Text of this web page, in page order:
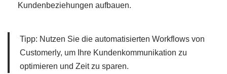
Kundenbeziehungen aufbauen.
Tipp: Nutzen Sie die automatisierten Workflows von
Customerly, um Ihre Kundenkommunikation zu
optimieren und Zeit zu sparen.